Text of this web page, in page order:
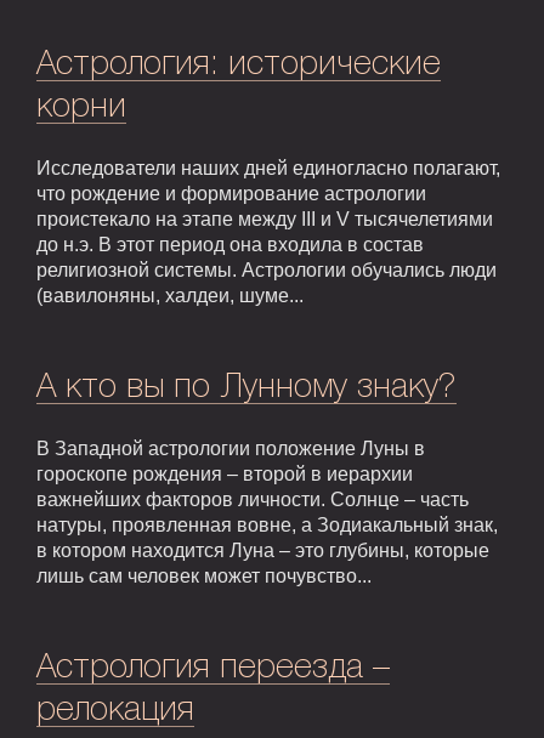
Астрология: исторические
корни
Исследователи наших дней единогласно полагают,
что рождение и формирование астрологии
проистекало на этапе между III и V тысячелетиями
до н.э. В этот период она входила в состав
религиозной системы. Астрологии обучались люди
(вавилоняны, халдеи, шуме...
А кто вы по Лунному знаку?
В Западной астрологии положение Луны в
гороскопе рождения – второй в иерархии
важнейших факторов личности. Солнце – часть
натуры, проявленная вовне, а Зодиакальный знак,
в котором находится Луна – это глубины, которые
лишь сам человек может почувство...
Астрология переезда –
релокация